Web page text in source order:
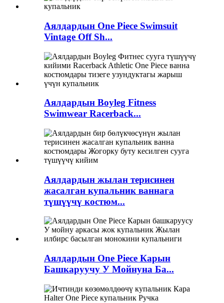
Аялдардын One Piece Swimsuit
Vintage Off Sh...
Аялдардын Boyleg Fitness
Swimwear Racerback...
Аялдардын жылан терисинен
жасалган купальник ваннага
түшүүчү костюм...
Аялдардын One Piece Карын
Башкаруучу У Мойнуна Ба...